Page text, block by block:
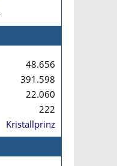
48.656
391.598
22.060
222
Kristallprinz